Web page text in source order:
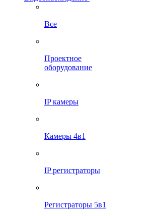
Все
Проектное
оборудование
IP камеры
Камеры 4в1
IP регистраторы
Регистраторы 5в1